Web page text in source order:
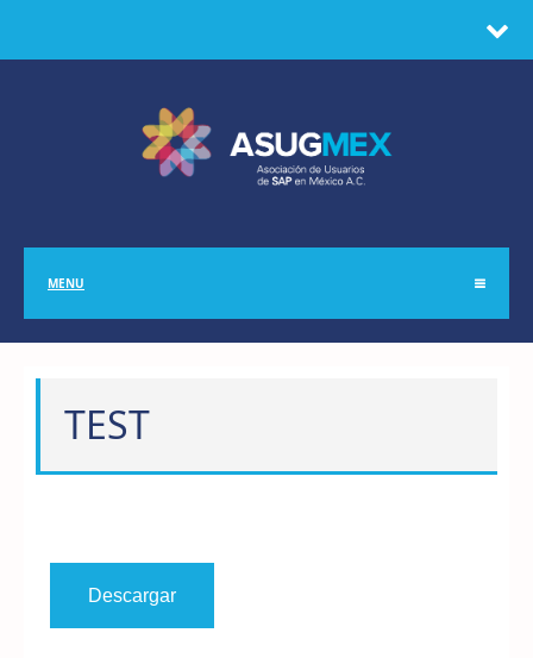
MENU
TEST
Descargar